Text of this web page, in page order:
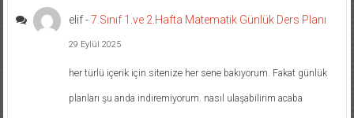
elif-7.Sınıf 1.ve 2.Hafta Matematik Günlük Ders Planı
29 Eylül 2025
her türlü içerik için sitenize her sene bakıyorum. Fakat günlük
planları şu anda indiremiyorum. nasıl ulaşabilirim acaba